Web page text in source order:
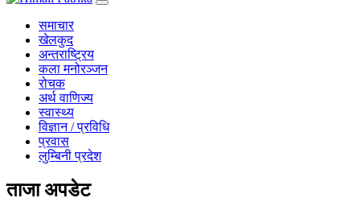
समाचार
खेलकुद
अन्तराष्ट्रिय
कला मनोरञ्जन
रोचक
अर्थ वाणिज्य
स्वास्थ्य
विज्ञान / प्रविधि
प्रवास
लुम्बिनी प्रदेश
ताजा अपडेट